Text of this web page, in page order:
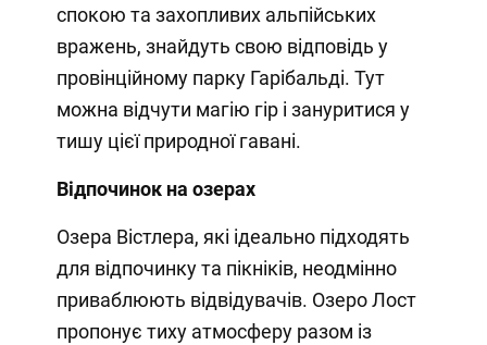
спокою та захопливих альпійських
вражень, знайдуть свою відповідь у
провінційному парку Гарібальді. Тут
можна відчути магію гір і зануритися у
тишу цієї природної гавані.
Відпочинок на озерах
Озера Вістлера, які ідеально підходять
для відпочинку та пікніків, неодмінно
приваблюють відвідувачів. Озеро Лост
пропонує тиху атмосферу разом із